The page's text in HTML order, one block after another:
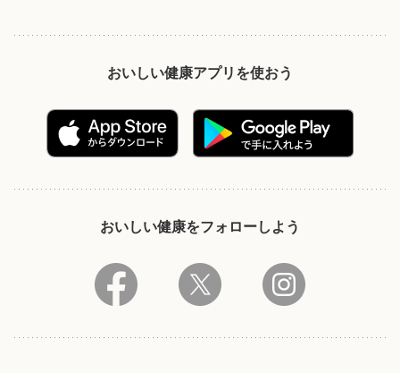
おいしい健康アプリを使おう
おいしい健康をフォローしよう